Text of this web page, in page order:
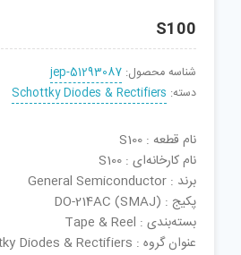
S100
شناسه محصول: jep-51293087
دسته: Schottky Diodes & Rectifiers
نام قطعه : S100
نام کارخانه‌ای : S100
برند : General Semiconductor
پکیج : DO-214AC (SMAJ)
بسته‌بندی : Tape & Reel
عنوان گروه : Schottky Diodes & Rectifiers